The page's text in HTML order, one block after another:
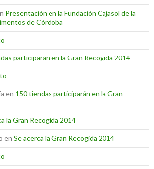
Presentación en la Fundación Cajasol de la
de Córdoba
participarán en la Gran Recogida 2014
en 150 tiendas participarán en la Gran
la Gran Recogida 2014
en Se acerca la Gran Recogida 2014